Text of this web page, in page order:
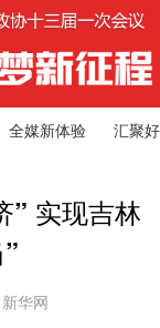
全媒新体验 汇聚
” 实现吉林
新华网